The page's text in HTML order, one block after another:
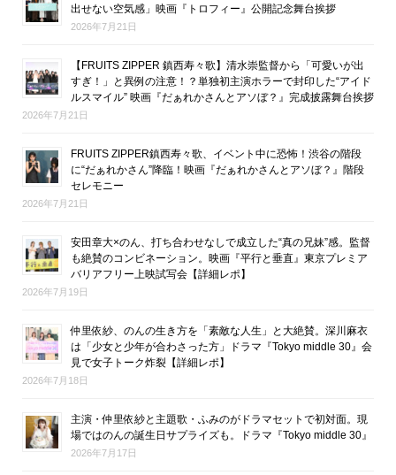
出せない空気感」映画『トロフィー』公開記念舞台挨拶
2026年7月21日
【FRUITS ZIPPER 鎮西寿々歌】清水崇監督から「可愛いが出
すぎ！」と異例の注意！？単独初主演ホラーで封印した“アイド
ルスマイル” 映画『だぁれかさんとアソぼ？』完成披露舞台挨拶
2026年7月21日
FRUITS ZIPPER鎮西寿々歌、イベント中に恐怖！渋谷の階段
に“だぁれかさん”降臨！映画『だぁれかさんとアソぼ？』階段
セレモニー
2026年7月21日
安田章大×のん、打ち合わせなしで成立した“真の兄妹”感。監督
も絶賛のコンビネーション。映画『平行と垂直』東京プレミア
バリアフリー上映試写会【詳細レポ】
2026年7月19日
仲里依紗、のんの生き方を「素敵な人生」と大絶賛。深川麻衣
は「少女と少年が合わさった方」ドラマ『Tokyo middle 30』会
見で女子トーク炸裂【詳細レポ】
2026年7月18日
主演・仲里依紗と主題歌・ふみのがドラマセットで初対面。現
場ではのんの誕生日サプライズも。ドラマ『Tokyo middle 30』
2026年7月17日